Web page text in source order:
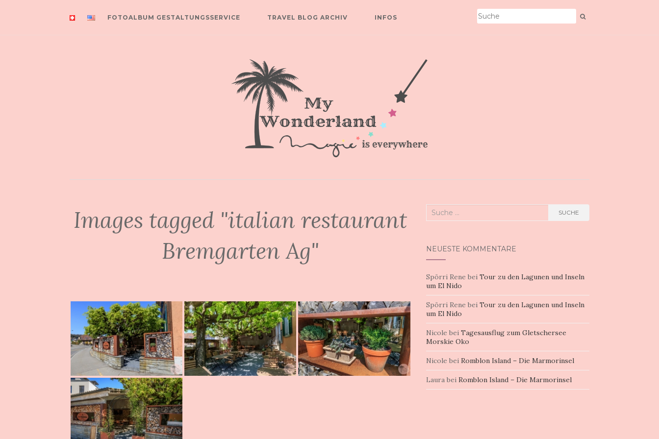
FOTOALBUM GESTALTUNGSSERVICE TRAVEL BLOG ARCHIV INFOS
Images tagged "italian restaurant
Bremgarten Ag"
Suche
SUCHE
NEUESTE KOMMENTARE
Spörri Rene bei Tour zu den Lagunen und Inseln
um El Nido
Spörri Rene bei Tour zu den Lagunen und Inseln
um El Nido
Nicole bei Tagesausflug zum Gletschersee
Morskie Oko
Nicole bei Romblon Island – Die Marmorinsel
Laurabei Romblon Island – Die Marmorinsel